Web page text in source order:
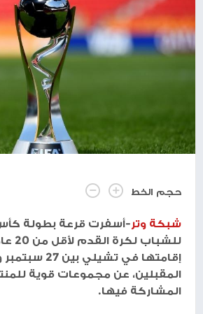
حجم الخط
شبكة وتر-أسفرت قرعة بطولة
المقبلين، عن مجموعات قوية
المشاركة فيها.